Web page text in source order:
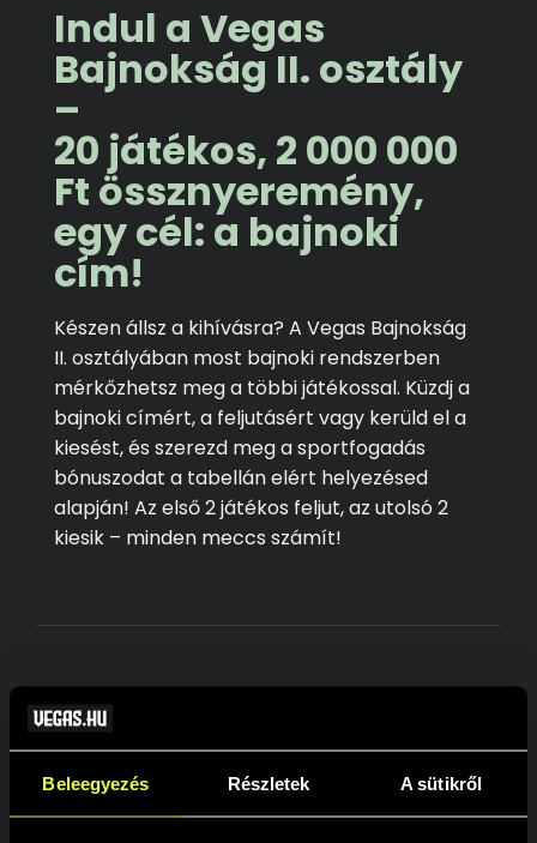
Beleegyezés Részletek A sütikről
Indul a Vegas
Bajnokság II. osztály
–
20 játékos, 2 000 000
Ft össznyeremény,
egy cél: a bajnoki
cím!
Készen állsz a kihívásra? A Vegas Bajnokság
II. osztályában most bajnoki rendszerben
mérkőzhetsz meg a többi játékossal. Küzdj a
bajnoki címért, a feljutásért vagy kerüld el a
kiesést, és szerezd meg a sportfogadás
bónuszodat a tabellán elért helyezésed
alapján! Az első 2 játékos feljut, az utolsó 2
kiesik – minden meccs számít!
HELYEZÉS
BÓNUSZ
1 Ataahunxavirgo 300 000 Ft